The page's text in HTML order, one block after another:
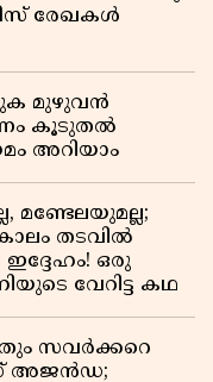
രേഖകൾ
മുഴുവൻ
കൂടുതൽ
അറിയാം
മണ്ടേലയുമല്ല;
തടവിൽ
ഒരു
വേറിട്ട കഥ
സവർക്കറെ
അജൻഡ;